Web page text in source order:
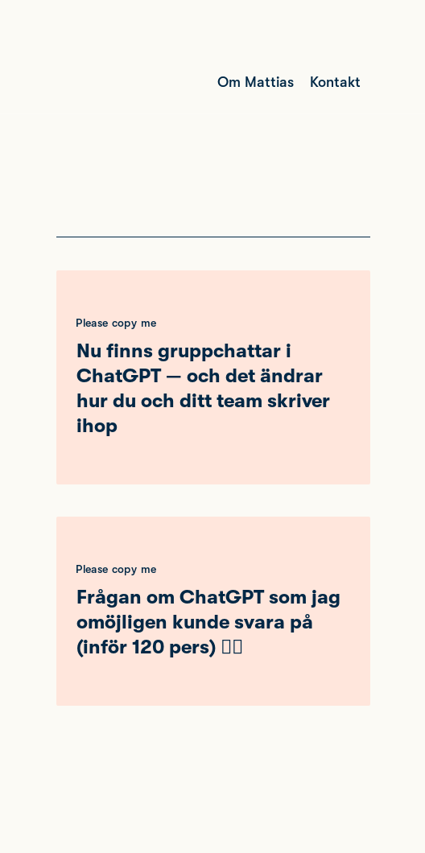
Om Mattias Kontakt
Please copy me
Nu finns gruppchattar i
ChatGPT — och det ändrar
hur du och ditt team skriver
ihop
Please copy me
Frågan om ChatGPT som jag
omöjligen kunde svara på
(inför 120 pers) 🤦‍♂️